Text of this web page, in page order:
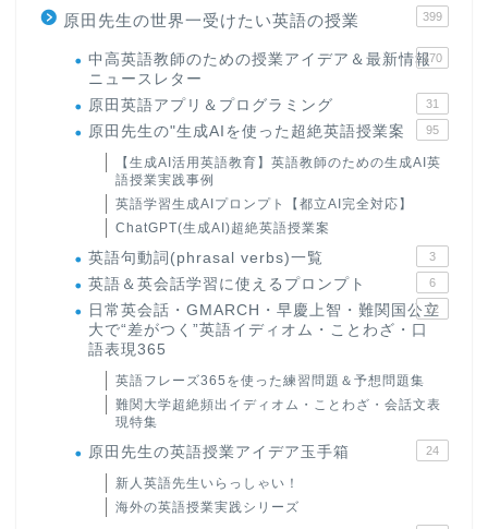
原田先生の世界一受けたい英語の授業 399
中高英語教師のための授業アイデア＆最新情報
ニュースレター
170
原田英語アプリ＆プログラミング 31
原田先生の"生成AIを使った超絶英語授業案 95
【生成AI活用英語教育】英語教師のための生成AI英
語授業実践事例
英語学習生成AIプロンプト【都立AI完全対応】
ChatGPT(生成AI)超絶英語授業案
英語句動詞(phrasal verbs)一覧 3
英語＆英会話学習に使えるプロンプト 6
日常英会話・GMARCH・早慶上智・難関国公立
大で“差がつく”英語イディオム・ことわざ・口
語表現365
22
英語フレーズ365を使った練習問題＆予想問題集
難関大学超絶頻出イディオム・ことわざ・会話文表
現特集
原田先生の英語授業アイデア玉手箱 24
新人英語先生いらっしゃい！
海外の英語授業実践シリーズ